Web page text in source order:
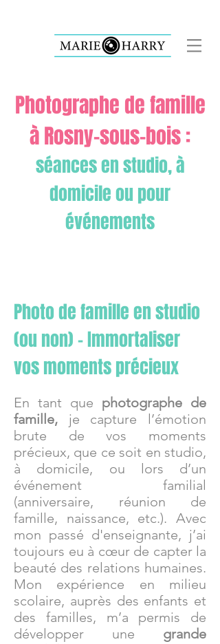
Photographe de famille
à Rosny-sous-bois :
séances en studio, à
domicile ou pour
événements
Photo de famille en studio
(ou non) – Immortaliser
vos moments précieux
En tant que photographe de
famille, je capture l’émotion
brute de vos moments
précieux, que ce soit en studio,
à domicile, ou lors d’un
événement familial
(anniversaire, réunion de
famille, naissance, etc.). Avec
mon passé d'enseignante, j’ai
toujours eu à cœur de capter la
beauté des relations humaines.
Mon expérience en milieu
scolaire, auprès des enfants et
des familles, m’a permis de
développer une grande